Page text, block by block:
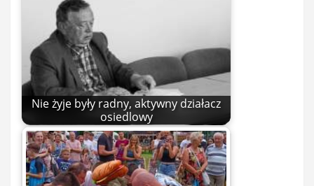
Nie żyje były radny, aktywny działacz
osiedlowy